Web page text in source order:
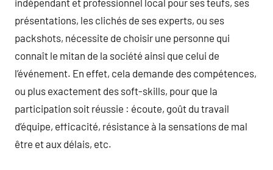
indépendant et professionnel local pour ses teufs, ses
présentations, les clichés de ses experts, ou ses
packshots, nécessite de choisir une personne qui
connaît le mitan de la société ainsi que celui de
l’événement. En effet, cela demande des compétences,
ou plus exactement des soft-skills, pour que la
participation soit réussie : écoute, goût du travail
d’équipe, efficacité, résistance à la sensations de mal
être et aux délais, etc.